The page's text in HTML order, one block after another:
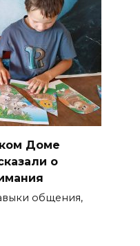
Доме
о
общения,